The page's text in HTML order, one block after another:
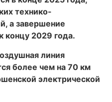
технико-
а завершение
концу 2029 года.
линия
более чем на 70 км
электрической